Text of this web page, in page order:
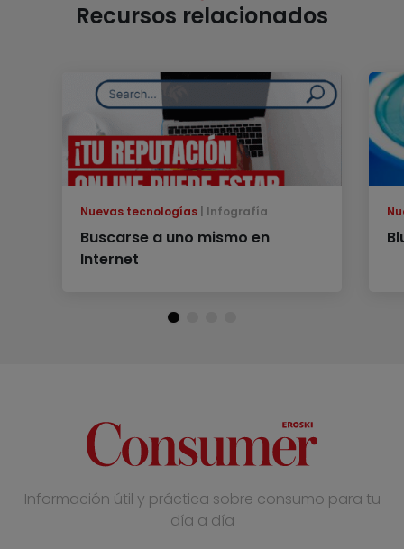
Recursos relacionados
Nuevas tecnologías Infografía
Buscarse a uno mismo en
Internet
Información útil y práctica sobre consumo para tu
día a día